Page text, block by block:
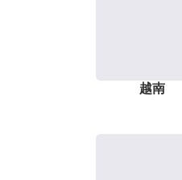
越南